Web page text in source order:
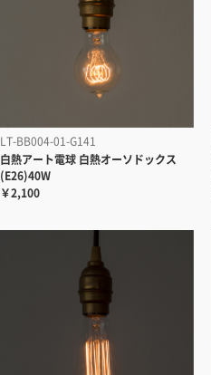
LT-BB004-01-G141
白熱アート電球 白熱オーソドックス
(E26)40W
￥2,100